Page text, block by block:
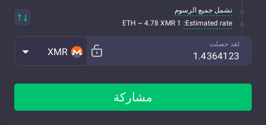
تشمل جميع الرسوم
Estimated rate:
1 ETH ~ 4.78 XMR
لقد حصلت
XMR
مشاركة